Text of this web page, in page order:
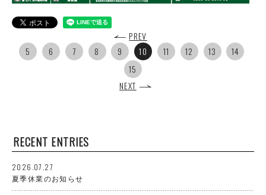
PREV
5
6 7 8 9 10 11 12 13
14
15
NEXT
RECENT ENTRIES
2026.07.27
夏季休業のお知らせ